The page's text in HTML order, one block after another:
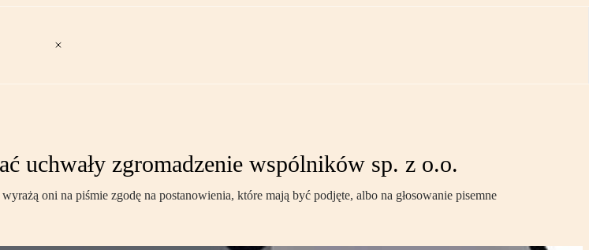
uchwały zgromadzenie wspólników sp. z o.o.
oni na piśmie zgodę na postanowienia, które mają być podjęte, albo na głosowanie pisemne